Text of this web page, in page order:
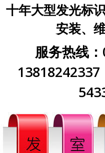
十年大型发光标
安装、
服务热线
13818242337